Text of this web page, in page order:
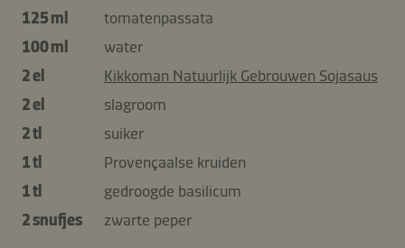
125 ml
tomatenpassata
100 ml
water
2 el
Kikkoman Natuurlijk Gebrouwen Sojasaus
2 el
slagroom
2 tl
suiker
1 tl
Provençaalse kruiden
1 tl
gedroogde basilicum
2 snufjes
zwarte peper